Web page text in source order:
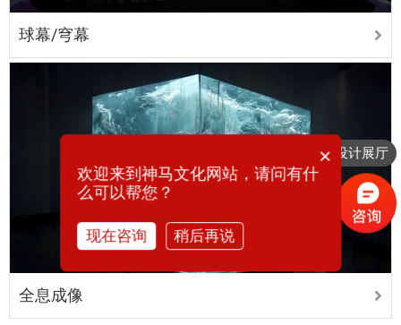
球幕/穹幕
全息成像
想要设计展厅
你们是怎么收费的呢
×
欢迎来到神马文化网站，请问有什
么可以帮您？
现在咨询 稍后再说